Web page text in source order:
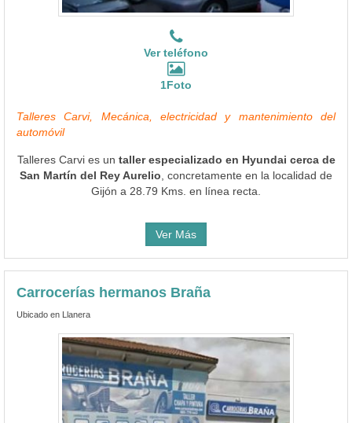
Ver teléfono
1Foto
Talleres Carvi, Mecánica, electricidad y mantenimiento del
automóvil
Talleres Carvi es un taller especializado en Hyundai cerca de
San Martín del Rey Aurelio , concretamente en la localidad de
Gijón a 28.79 Kms. en línea recta.
Ver Más
Carrocerías hermanos Braña
Ubicado en Llanera